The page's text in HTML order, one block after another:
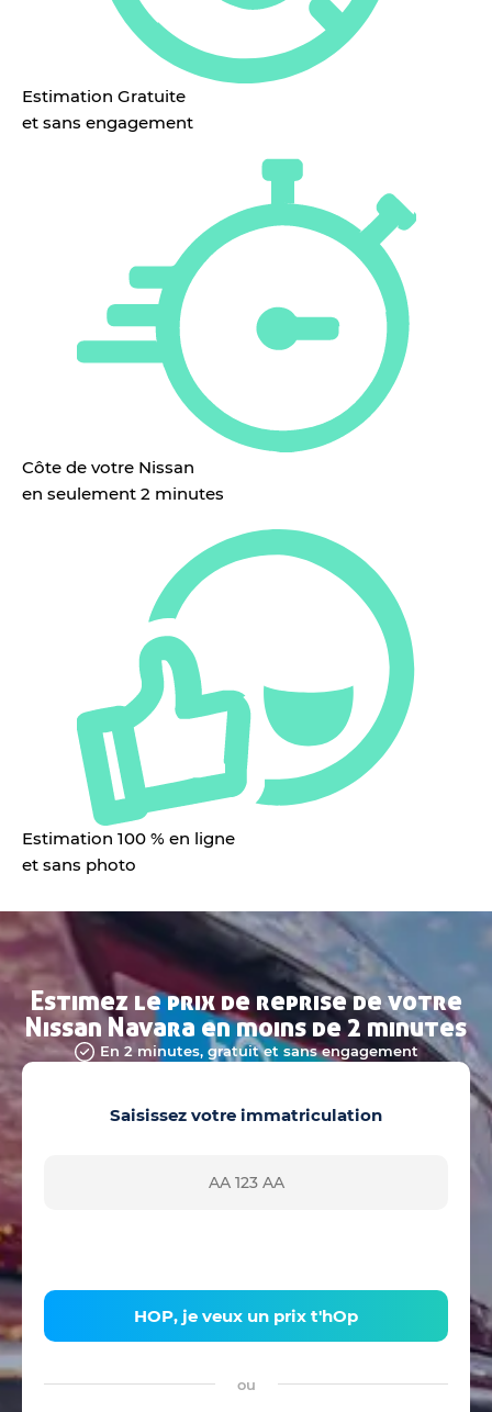
Estimation Gratuite
et sans engagement
Côte de votre Nissan
en seulement 2 minutes
Estimation 100 % en ligne
et sans photo
Estimez le prix de reprise de votre
Nissan Navara en moins de 2 minutes
En 2 minutes, gratuit et sans engagement
Saisissez votre immatriculation
HOP, je veux un prix t'hOp
ou